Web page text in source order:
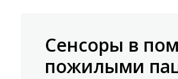
Сенсоры в
пожилыми